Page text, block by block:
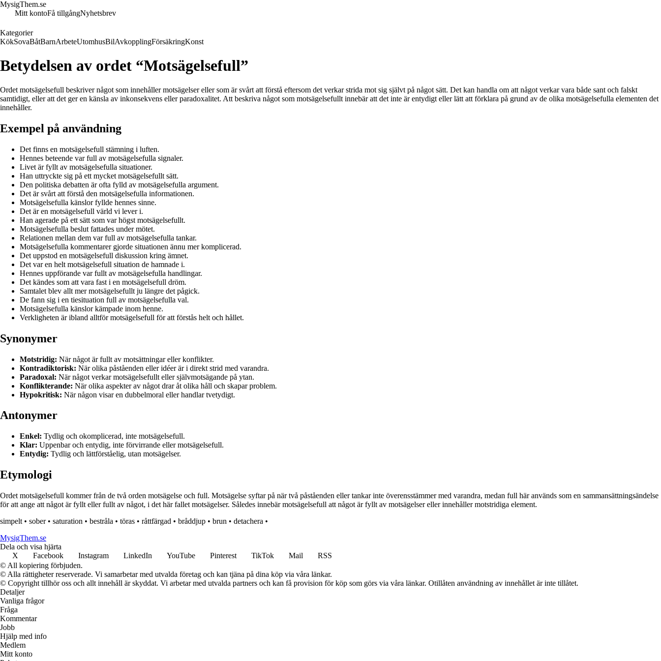
MysigThem.se
Mitt kontoFå tillgångNyhetsbrev
Kategorier
KökSovaBåtBarnArbeteUtomhusBilAvkopplingFörsäkringKonst
Betydelsen av ordet “Motsägelsefull”
Ordet motsägelsefull beskriver något som innehåller motsägelser eller som är svårt att förstå eftersom det verkar strida mot sig självt på något sätt. Det kan handla om att något verkar vara både sant och falskt
samtidigt, eller att det ger en känsla av inkonsekvens eller paradoxalitet. Att beskriva något som motsägelsefullt innebär att det inte är entydigt eller lätt att förklara på grund av de olika motsägelsefulla elementen det
innehåller.
Exempel på användning
Det finns en motsägelsefull stämning i luften.
Hennes beteende var full av motsägelsefulla signaler.
Livet är fyllt av motsägelsefulla situationer.
Han uttryckte sig på ett mycket motsägelsefullt sätt.
Den politiska debatten är ofta fylld av motsägelsefulla argument.
Det är svårt att förstå den motsägelsefulla informationen.
Motsägelsefulla känslor fyllde hennes sinne.
Det är en motsägelsefull värld vi lever i.
Han agerade på ett sätt som var högst motsägelsefullt.
Motsägelsefulla beslut fattades under mötet.
Relationen mellan dem var full av motsägelsefulla tankar.
Motsägelsefulla kommentarer gjorde situationen ännu mer komplicerad.
Det uppstod en motsägelsefull diskussion kring ämnet.
Det var en helt motsägelsefull situation de hamnade i.
Hennes uppförande var fullt av motsägelsefulla handlingar.
Det kändes som att vara fast i en motsägelsefull dröm.
Samtalet blev allt mer motsägelsefullt ju längre det pågick.
De fann sig i en tiesituation full av motsägelsefulla val.
Motsägelsefulla känslor kämpade inom henne.
Verkligheten är ibland alltför motsägelsefull för att förstås helt och hållet.
Synonymer
Motstridig: När något är fullt av motsättningar eller konflikter.
Kontradiktorisk: När olika påståenden eller idéer är i direkt strid med varandra.
Paradoxal: När något verkar motsägelsefullt eller självmotsägande på ytan.
Konflikterande: När olika aspekter av något drar åt olika håll och skapar problem.
Hypokritisk: När någon visar en dubbelmoral eller handlar tvetydigt.
Antonymer
Enkel: Tydlig och okomplicerad, inte motsägelsefull.
Klar: Uppenbar och entydig, inte förvirrande eller motsägelsefull.
Entydig: Tydlig och lättförståelig, utan motsägelser.
Etymologi
Ordet motsägelsefull kommer från de två orden motsägelse och full. Motsägelse syftar på när två påståenden eller tankar inte överensstämmer med varandra, medan full här används som en sammansättningsändelse
för att ange att något är fyllt eller fullt av något, i det här fallet motsägelser. Således innebär motsägelsefull att något är fyllt av motsägelser eller innehåller motstridiga element.
simpelt • sober• saturation • bestråla • töras • råttfärgad • bråddjup • brun • detachera •
MysigThem.se
Dela och visa hjärta
X
Facebook Instagram LinkedIn YouTube Pinterest TikTok Mail
RSS
© All kopiering förbjuden.
© Alla rättigheter reserverade. Vi samarbetar med utvalda företag och kan tjäna på dina köp via våra länkar.
© Copyright tillhör oss och allt innehåll är skyddat. Vi arbetar med utvalda partners och kan få provision för köp som görs via våra länkar. Otillåten användning av innehållet är inte tillåtet.
Detaljer
Vanliga frågor
Fråga
Kommentar
Jobb
Hjälp med info
Medlem
Mitt konto